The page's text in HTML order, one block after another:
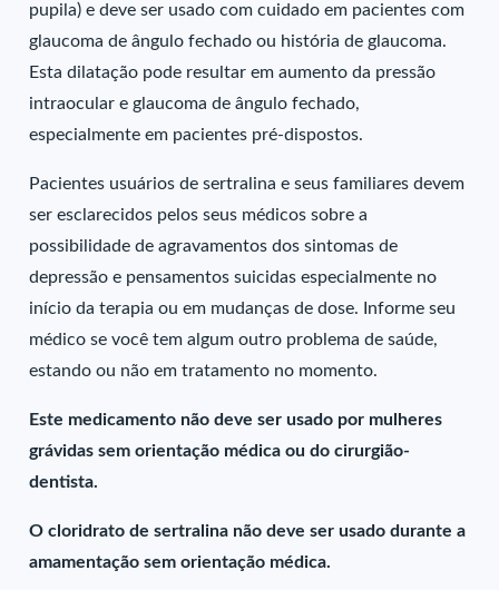
pupila) e deve ser usado com cuidado em pacientes com
glaucoma de ângulo fechado ou história de glaucoma.
Esta dilatação pode resultar em aumento da pressão
intraocular e glaucoma de ângulo fechado,
especialmente em pacientes pré-dispostos.
Pacientes usuários de sertralina e seus familiares devem
ser esclarecidos pelos seus médicos sobre a
possibilidade de agravamentos dos sintomas de
depressão e pensamentos suicidas especialmente no
início da terapia ou em mudanças de dose. Informe seu
médico se você tem algum outro problema de saúde,
estando ou não em tratamento no momento.
Este medicamento não deve ser usado por mulheres
grávidas sem orientação médica ou do cirurgião-
dentista.
O cloridrato de sertralina não deve ser usado durante a
amamentação sem orientação médica.